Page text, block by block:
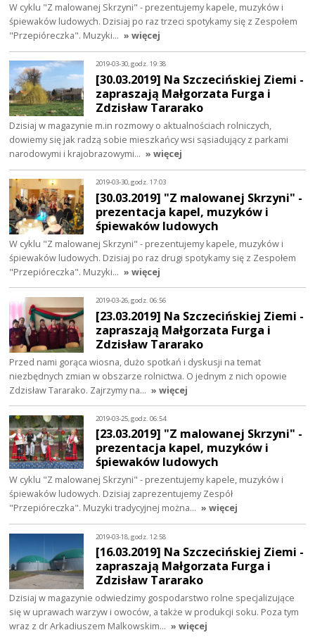
W cyklu "Z malowanej Skrzyni" - prezentujemy kapele, muzyków i
śpiewaków ludowych. Dzisiaj po raz trzeci spotykamy się z Zespołem
"Przepióreczka". Muzyki… » więcej
2019-03-30, godz. 19:38
[30.03.2019] Na Szczecińskiej Ziemi -
zapraszają Małgorzata Furga i
Zdzisław Tararako
Dzisiaj w magazynie m.in rozmowy o aktualnościach rolniczych,
dowiemy się jak radzą sobie mieszkańcy wsi sąsiadujący z parkami
narodowymi i krajobrazowymi… » więcej
2019-03-30, godz. 17:03
[30.03.2019] "Z malowanej Skrzyni" -
prezentacja kapel, muzyków i
śpiewaków ludowych
W cyklu "Z malowanej Skrzyni" - prezentujemy kapele, muzyków i
śpiewaków ludowych. Dzisiaj po raz drugi spotykamy się z Zespołem
"Przepióreczka". Muzyki… » więcej
2019-03-26, godz. 06:56
[23.03.2019] Na Szczecińskiej Ziemi -
zapraszają Małgorzata Furga i
Zdzisław Tararako
Przed nami gorąca wiosna, dużo spotkań i dyskusji na temat
niezbędnych zmian w obszarze rolnictwa. O jednym z nich opowie
Zdzisław Tararako. Zajrzymy na… » więcej
2019-03-25, godz. 06:54
[23.03.2019] "Z malowanej Skrzyni" -
prezentacja kapel, muzyków i
śpiewaków ludowych
W cyklu "Z malowanej Skrzyni" - prezentujemy kapele, muzyków i
śpiewaków ludowych. Dzisiaj zaprezentujemy Zespół
"Przepióreczka". Muzyki tradycyjnej można… » więcej
2019-03-18, godz. 12:58
[16.03.2019] Na Szczecińskiej Ziemi -
zapraszają Małgorzata Furga i
Zdzisław Tararako
Dzisiaj w magazynie odwiedzimy gospodarstwo rolne specjalizujące
się w uprawach warzyw i owoców, a także w produkcji soku. Poza tym
wraz z dr Arkadiuszem Malkowskim… » więcej